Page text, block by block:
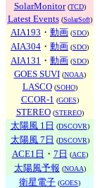
SolarMonitor(TCD)
Latest Events(SolarSoft)
AIA193 ・ 動画 (SDO)
AIA304 ・ 動画 (SDO)
AIA131 ・ 動画 (SDO)
GOES SUVI (NOAA)
LASCO(SOHO)
CCOR-1 (GOES)
STEREO(STEREO)
太陽風 1日 (DSCOVR)
太陽風 7日 (DSCOVR)
ACE1日 ・ 7日 (ACE)
太陽風予報 (NOAA)
衛星電子 (GOES)